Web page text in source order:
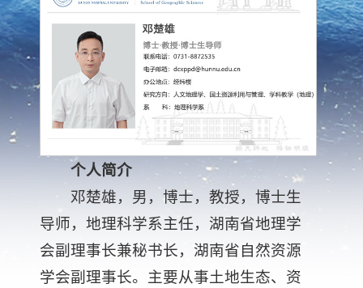
个人简介
邓楚雄，男，博士，教授，博士生
导师，地理科学系主任，湖南省地理学
会副理事长兼秘书长，湖南省自然资源
学会副理事长。主要从事土地生态、资